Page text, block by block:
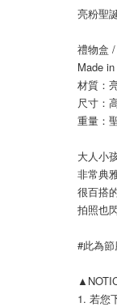
亮粉聖
禮物盒
Made
材質：
尺寸：
重量：
大人小
非常典
很百搭
拍照也
#此為
1. 若您